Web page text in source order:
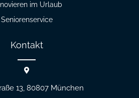
im Urlaub
Seniorenservice
Kontakt
13, 80807 München